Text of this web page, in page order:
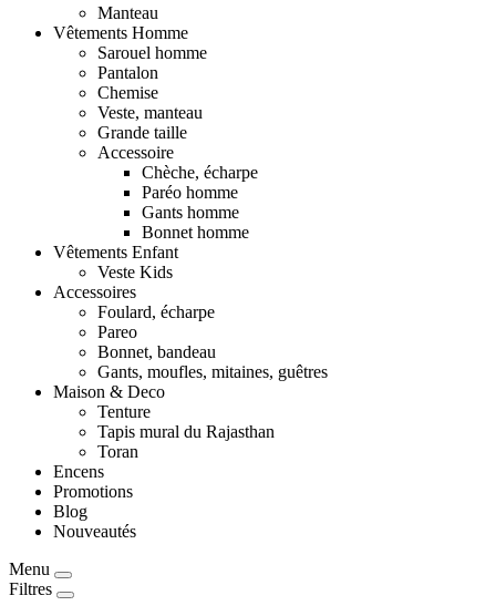
Manteau
Vêtements Homme
Sarouel homme
Pantalon
Chemise
Veste, manteau
Grande taille
Accessoire
Chèche, écharpe
Paréo homme
Gants homme
Bonnet homme
Vêtements Enfant
Veste Kids
Accessoires
Foulard, écharpe
Pareo
Bonnet, bandeau
Gants, moufles, mitaines, guêtres
Maison & Deco
Tenture
Tapis mural du Rajasthan
Toran
Encens
Promotions
Blog
Nouveautés
Menu
Filtres